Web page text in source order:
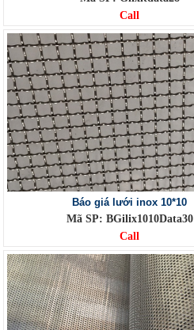
Call
Báo giá lưới inox 10*10
Mã SP: BGilix1010Data30
Call